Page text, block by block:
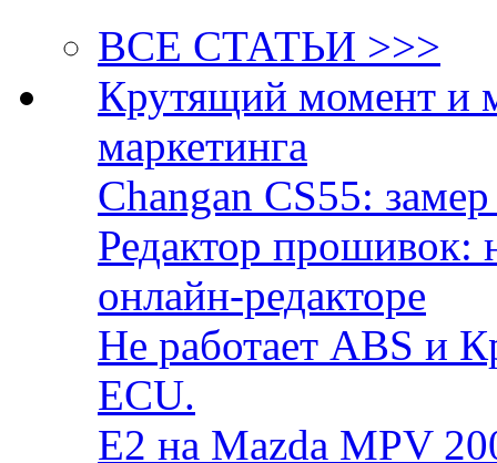
ВСЕ СТАТЬИ >>>
Крутящий момент и
маркетинга
Changan CS55:
Редактор прошивок:
онлайн-редакторе
Не работает ABS и
ECU.
E2 на Mazda MPV